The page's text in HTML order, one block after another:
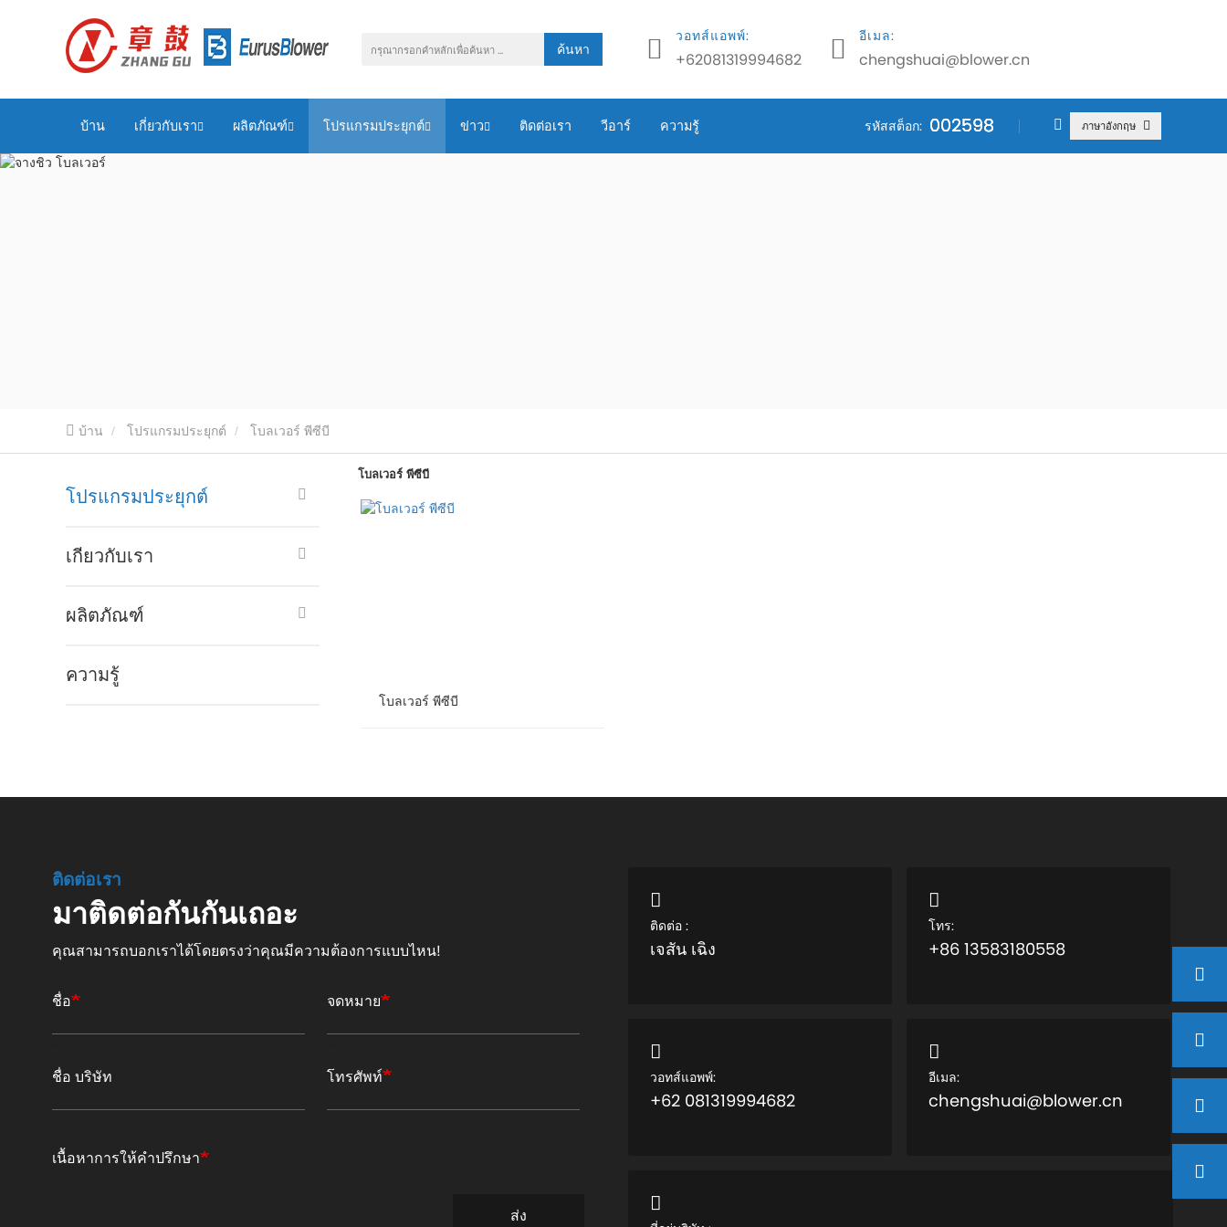
ค้นหา
วอทส์แอพพ์:
+62081319994682
อีเมล:
chengshuai@blower.cn
รหัสสต็อก: 002598
002598
002598 ภาษาอังกฤษ
บ้าน เกี่ยวกับเรา ผลิตภัณฑ์ โปรแกรมประยุกต์ ข่าว ติดต่อเรา วีอาร์ ความรู้
บ้าน โปรแกรมประยุกต์ โบลเวอร์ พีซีบี
โปรแกรมประยุกต์
เกี่ยวกับเรา
ผลิตภัณฑ์
ความรู้
โบลเวอร์ พีซีบี
โบลเวอร์ พีซีบี
ติดต่อเรา
มาติดต่อกันกันเถอะ
คุณสามารถบอกเราได้โดยตรงว่าคุณมีความต้องการแบบไหน!
ชื่อ จดหมาย
ชื่อ บริษัท โทรศัพท์
เนื้อหาการให้คำปรึกษา
ส่ง
ติดต่อ :
เจสัน เฉิง
โทร:
+86 13583180558
วอทส์แอพพ์:
+62 081319994682
อีเมล:
chengshuai@blower.cn